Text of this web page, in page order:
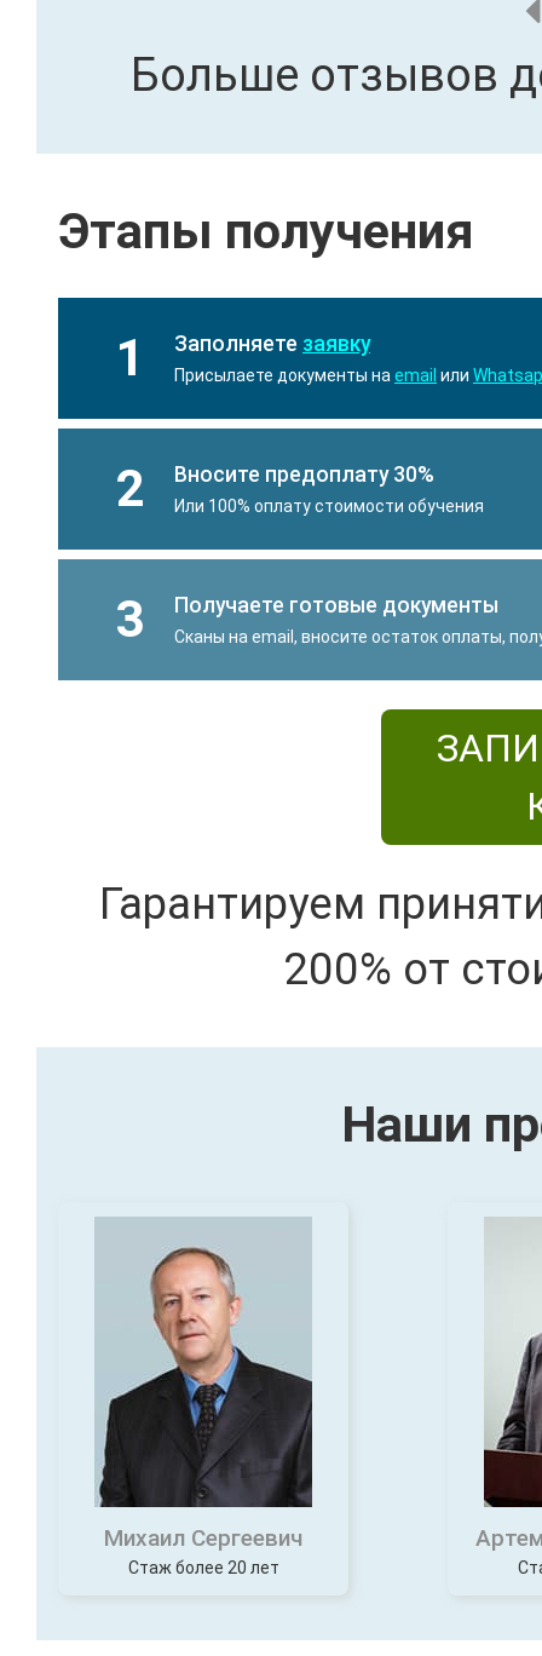
Больше отзывов
Этапы получения
1 Заполняете заявку
Присылаете документы на email или
2 Вносите предоплату 30%
Или 100% оплату стоимости обучения
3 Получаете готовые документы
Сканы на email, вносите остаток оплаты,
Гарантируем
200% от
Наши
Михаил Сергеевич
Стаж более 20 лет